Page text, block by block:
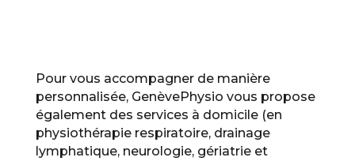
Pour vous accompagner de manière
personnalisée, GenèvePhysio vous propose
également des services à domicile (en
physiothérapie respiratoire, drainage
lymphatique, neurologie, gériatrie et